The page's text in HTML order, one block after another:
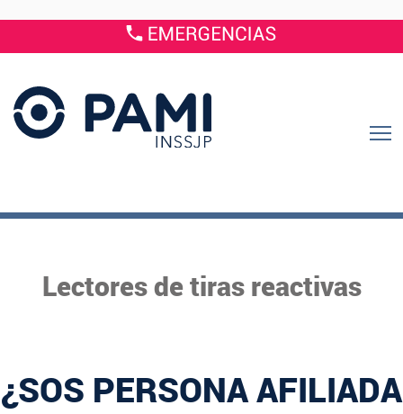
Lectores de tiras reactivas
¿SOS PERSONA AFILIADA